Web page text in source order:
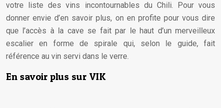
votre liste des vins incontournables du Chili. Pour vous
donner envie d’en savoir plus, on en profite pour vous dire
que l’accès à la cave se fait par le haut d’un merveilleux
escalier en forme de spirale qui, selon le guide, fait
référence au vin servi dans le verre.
En savoir plus sur VIK